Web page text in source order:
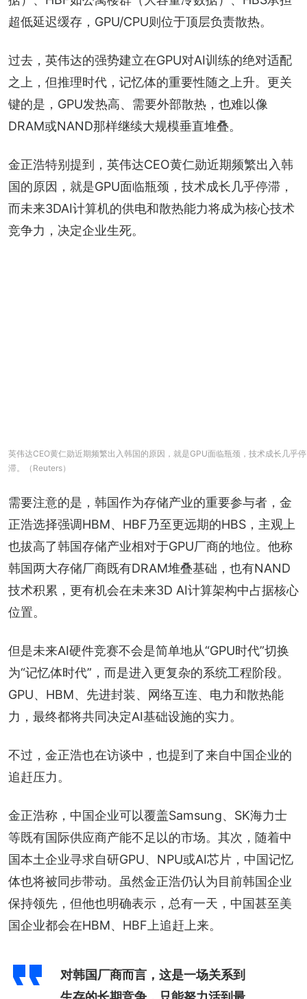
超低延迟缓存，GPU/CPU则位于顶层负责散热。
过去，英伟达的强势建立在GPU对AI训练的绝对适配
之上，但推理时代，记忆体的重要性随之上升。更关
键的是，GPU发热高、需要外部散热，也难以像
DRAM或NAND那样继续大规模垂直堆叠。
金正浩特别提到，英伟达CEO黄仁勋近期频繁出入韩
国的原因，就是GPU面临瓶颈，技术成长几乎停滞，
而未来3DAI计算机的供电和散热能力将成为核心技术
竞争力，决定企业生死。
英伟达CEO黄仁勋近期频繁出入韩国的原因，就是GPU面临瓶颈，技术成长几乎停
滞。（Reuters）
需要注意的是，韩国作为存储产业的重要参与者，金
正浩选择强调HBM、HBF乃至更远期的HBS，主观上
也拔高了韩国存储产业相对于GPU厂商的地位。他称
韩国两大存储厂商既有DRAM堆叠基础，也有NAND
技术积累，更有机会在未来3D AI计算架构中占据核心
位置。
但是未来AI硬件竞赛不会是简单地从“GPU时代”切换
为“记忆体时代”，而是进入更复杂的系统工程阶段。
GPU、HBM、先进封装、网络互连、电力和散热能
力，最终都将共同决定AI基础设施的实力。
不过，金正浩也在访谈中，也提到了来自中国企业的
追赶压力。
金正浩称，中国企业可以覆盖Samsung、SK海力士
等既有国际供应商产能不足以的市场。其次，随着中
国本土企业寻求自研GPU、NPU或AI芯片，中国记忆
体也将被同步带动。虽然金正浩仍认为目前韩国企业
保持领先，但他也明确表示，总有一天，中国甚至美
国企业都会在HBM、HBF上追赶上来。
对韩国厂商而言，这是一场关系到